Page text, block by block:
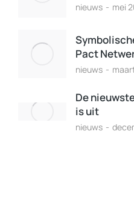
nieuws mei
Pact
nieuws
De
is uit
nieuws